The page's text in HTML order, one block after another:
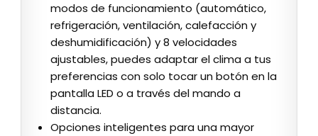
modos de funcionamiento (automático,
refrigeración, ventilación, calefacción y
deshumidificación) y 8 velocidades
ajustables, puedes adaptar el clima a tus
preferencias con solo tocar un botón en la
pantalla LED o a través del mando a
distancia.
Opciones inteligentes para una mayor